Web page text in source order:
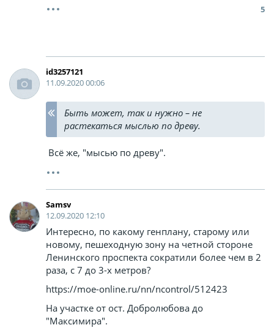
5
id3257121
11.09.2020 00:06
Быть может, так и нужно – не
растекаться мыслью по древу.
Всё же, "мысью по древу".
Samsv
12.09.2020 12:10
Интересно, по какому генплану, старому или
новому, пешеходную зону на четной стороне
Ленинского проспекта сократили более чем в 2
раза, с 7 до 3-х метров?
https://moe-online.ru/nn/ncontrol/512423
На участке от ост. Добролюбова до
"Максимира".